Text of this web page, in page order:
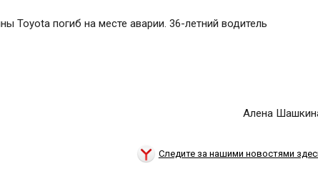
Toyota погиб на месте аварии. 36-летний водитель
Алена
Следите за нашими новостями